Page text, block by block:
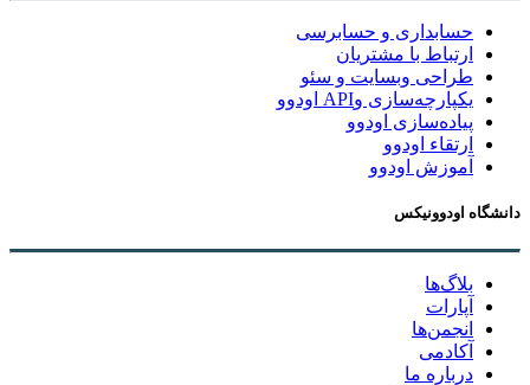
حسابداری و حسابرسی
ارتباط با مشتریان
طراحی وبسایت و سئو
یکپارچه‌سازی وAPI اودوو
پیاده‌سازی اودوو
ارتقاء اودوو
آموزش اودوو
دانشگاه اودوونیکس
بلاگ‌ها
آپارات
انجمن‌ها
آکادمی
درباره ما